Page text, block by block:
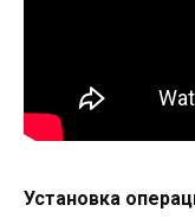
Установка